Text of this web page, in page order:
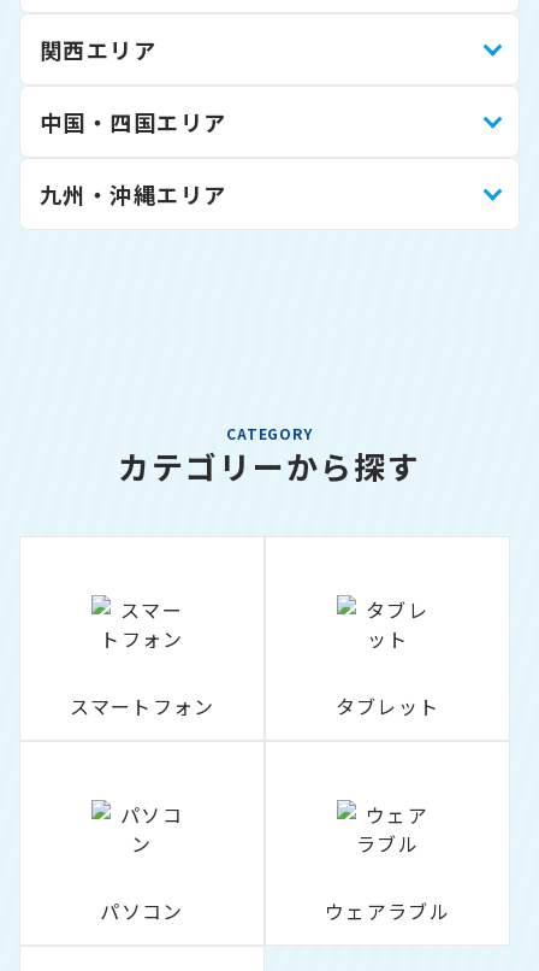
関西エリア
中国・四国エリア
九州・沖縄エリア
CATEGORY
カテゴリーから探す
スマートフォン タブレット
パソコン ウェアラブル